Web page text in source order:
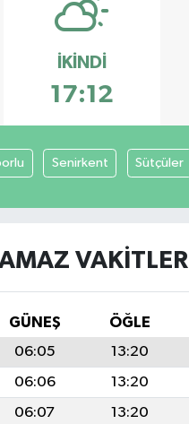
İKINDI
17:12
Senirkent Sütçüler
VAKITLERI
GÜNEŞ ÖĞLE
06:05 13:20
06:06 13:20
06:07 13:20